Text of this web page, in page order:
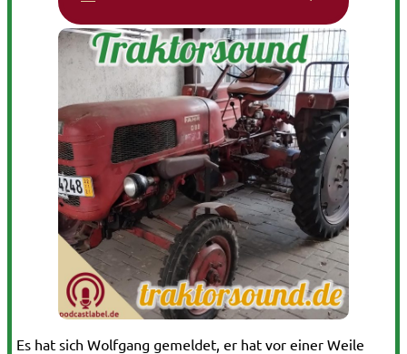
Es hat sich Wolfgang gemeldet, er hat vor einer Weile